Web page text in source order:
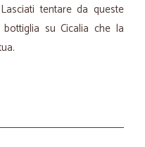
tentare da queste
su Cicalia che la